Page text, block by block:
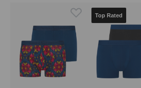
Top Rated